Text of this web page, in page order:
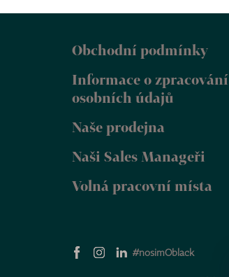
Obchodní podmínky
Informace o zpracování
osobních údajů
Naše prodejna
Naši Sales Manageři
Volná pracovní místa
#nosimOblack